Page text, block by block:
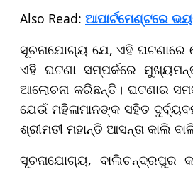
​​​​​​​Also Read: ଆପାର୍ଟମେଣ୍ଟରେ
ସୂଚନାଯୋଗ୍ୟ ଯେ, ଏହି ଘଟଣାରେ
ଏହି ଘଟଣା ସମ୍ପର୍କରେ
ଆଲୋଚନା କରିଛନ୍ତି। ଘଟଣାର
ଯେଉଁ ମହିଳାମାନଙ୍କ ସହିତ
ଶ୍ରୀମତୀ ମହାନ୍ତି ଆସନ୍ତା କାଲି
ସୂଚନାଯୋଗ୍ୟ, ବାଲିଚନ୍ଦ୍ରପୁର